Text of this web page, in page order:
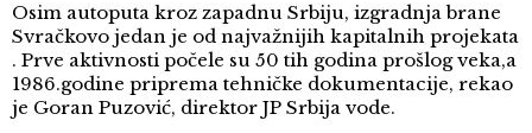
Osim autoputa kroz zapadnu Srbiju, izgradnja brane
Svračkovo jedan je od najvažnijih kapitalnih projekata
. Prve aktivnosti počele su 50 tih godina prošlog veka,a
1986.godine priprema tehničke dokumentacije, rekao
je Goran Puzović, direktor JP Srbija vode.